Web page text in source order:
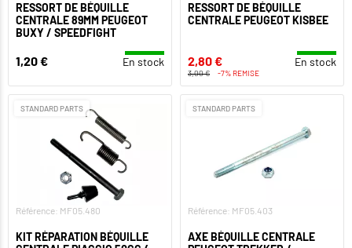
RESSORT DE BÉQUILLE
CENTRALE 89MM PEUGEOT
BUXY / SPEEDFIGHT
1,20 € En stock
RESSORT DE BÉQUILLE
CENTRALE PEUGEOT KISBEE
2,80 € En stock
3,00 € -7% REMISE
STANDARD PARTS
Référence: MF05.480
KIT RÉPARATION BÉQUILLE
STANDARD PARTS
Référence: MF05.403
AXE BÉQUILLE CENTRALE